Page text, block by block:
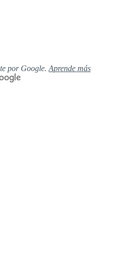
por Google. Aprende más